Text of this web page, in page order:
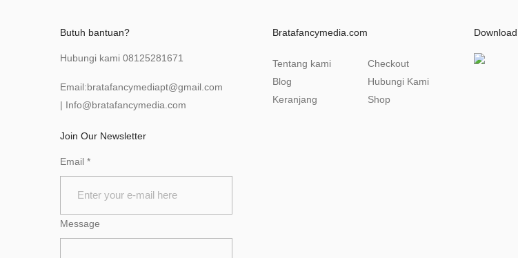
Butuh bantuan?
Hubungi kami 08125281671
Email:bratafancymediapt@gmail.com
| Info@bratafancymedia .com
Join Our Newsletter
Email *
Message
Bratafancymedia.com
Tentang kami
Blog
Keranjang
Checkout
Hubungi Kami
Shop